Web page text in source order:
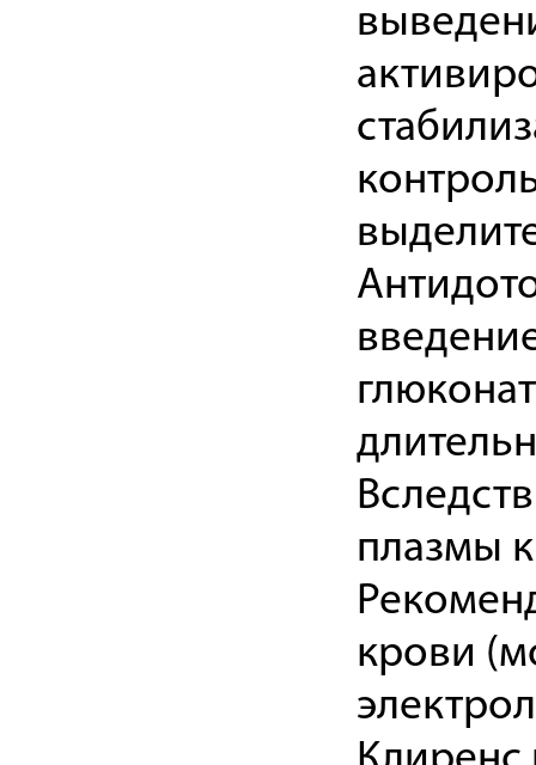
плазмы
крови